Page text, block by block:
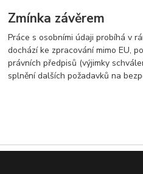
Zmínka závěrem
Práce s osobními údaji probíhá v
dochází ke zpracování mimo EU,
právních předpisů (výjimky
splnění dalších požadavků na